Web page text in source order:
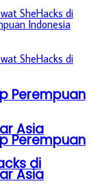
Perempuan
Asia
di
Perempuan
Asia